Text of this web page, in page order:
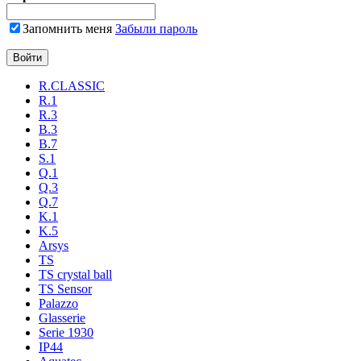
Запомнить меня Забыли пароль
R.CLASSIC
R.1
R.3
B.3
B.7
S.1
Q.1
Q.3
Q.7
K.1
K.5
Arsys
TS
TS crystal ball
TS Sensor
Palazzo
Glasserie
Serie 1930
IP44